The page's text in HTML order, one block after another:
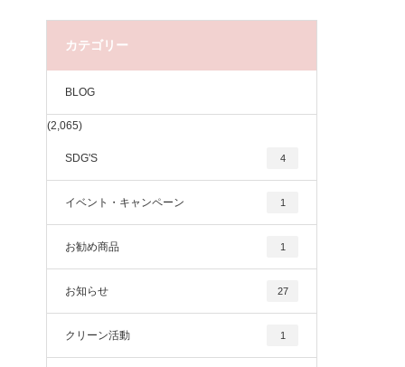
カテゴリー
BLOG
(2,065)
SDG'S 4
イベント・キャンペーン 1
お勧め商品 1
お知らせ 27
クリーン活動 1